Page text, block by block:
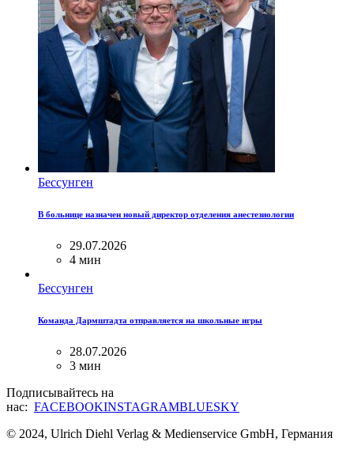
Бессунген
В больнице назначен новый директор отделения анестезиологии
29.07.2026
4 мин
Бессунген
Команда Дармштадта отправляется на школьные игры
28.07.2026
3 мин
Подписывайтесь на
нас: FACEBOOKINSTAGRAMBLUESKY
© 2024, Ulrich Diehl Verlag & Medienservice GmbH, Германия